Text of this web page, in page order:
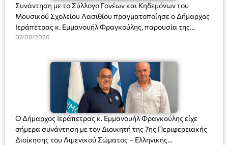
Συνάντηση με το Σύλλογο Γονέων και Κηδεμόνων του
Μουσικού Σχολείου Λασιθίου πραγματοποίησε ο Δήμαρχος
Ιεράπετρας κ. Εμμανουήλ Φραγκούλης, παρουσία της
Διευθύντριας του σχολείου κας Μαριάννας Χαΐτα.
07/08/2026
Ο Δήμαρχος Ιεράπετρας κ. Εμμανουήλ Φραγκούλης είχε
σήμερα συνάντηση με τον Διοικητή της 7ης Περιφερειακής
Διοίκησης του Λιμενικού Σώματος – Ελληνικής